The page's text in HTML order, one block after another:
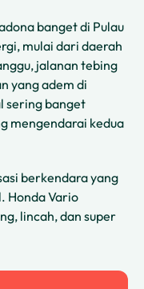
banget di Pulau
mulai dari daerah
jalanan tebing
yang adem di
sering banget
mengendarai kedua
berkendara yang
Honda Vario
lincah, dan super